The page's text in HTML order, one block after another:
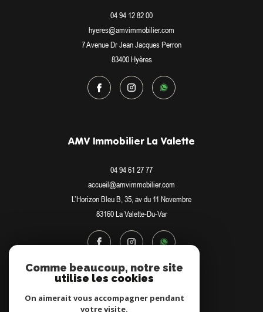
04 94 12 82 00
hyeres@amvimmobilier.com
7 Avenue Dr Jean Jacques Perron
83400
Hyères
AMV Immobilier La Valette
04 94 61 27 77
accueil@amvimmobilier.com
L’Horizon Bleu B, 35, av du 11 Novembre
83160 La Valette-Du-Var
Adhérents
Comme beaucoup, notre site
utilise les cookies
On aimerait vous accompagner pendant
votre visite.